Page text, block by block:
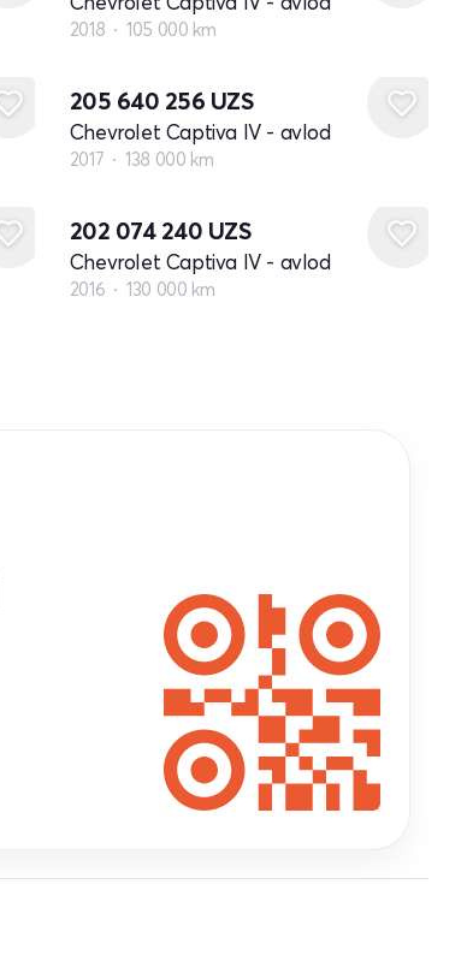
2018 105 000 km
205 640 256 UZS
Chevrolet Captiva IV - avlod
2017 138 000 km
202 074 240 UZS
Chevrolet Captiva IV - avlod
2016 130 000 km